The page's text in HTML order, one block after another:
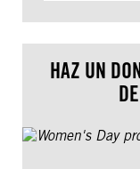
HAZ UN